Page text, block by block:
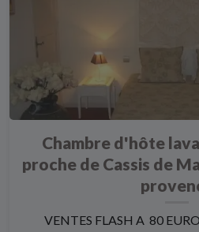
Chambre d'hôte
proche de Cassis de
VENTES FLASH A 80